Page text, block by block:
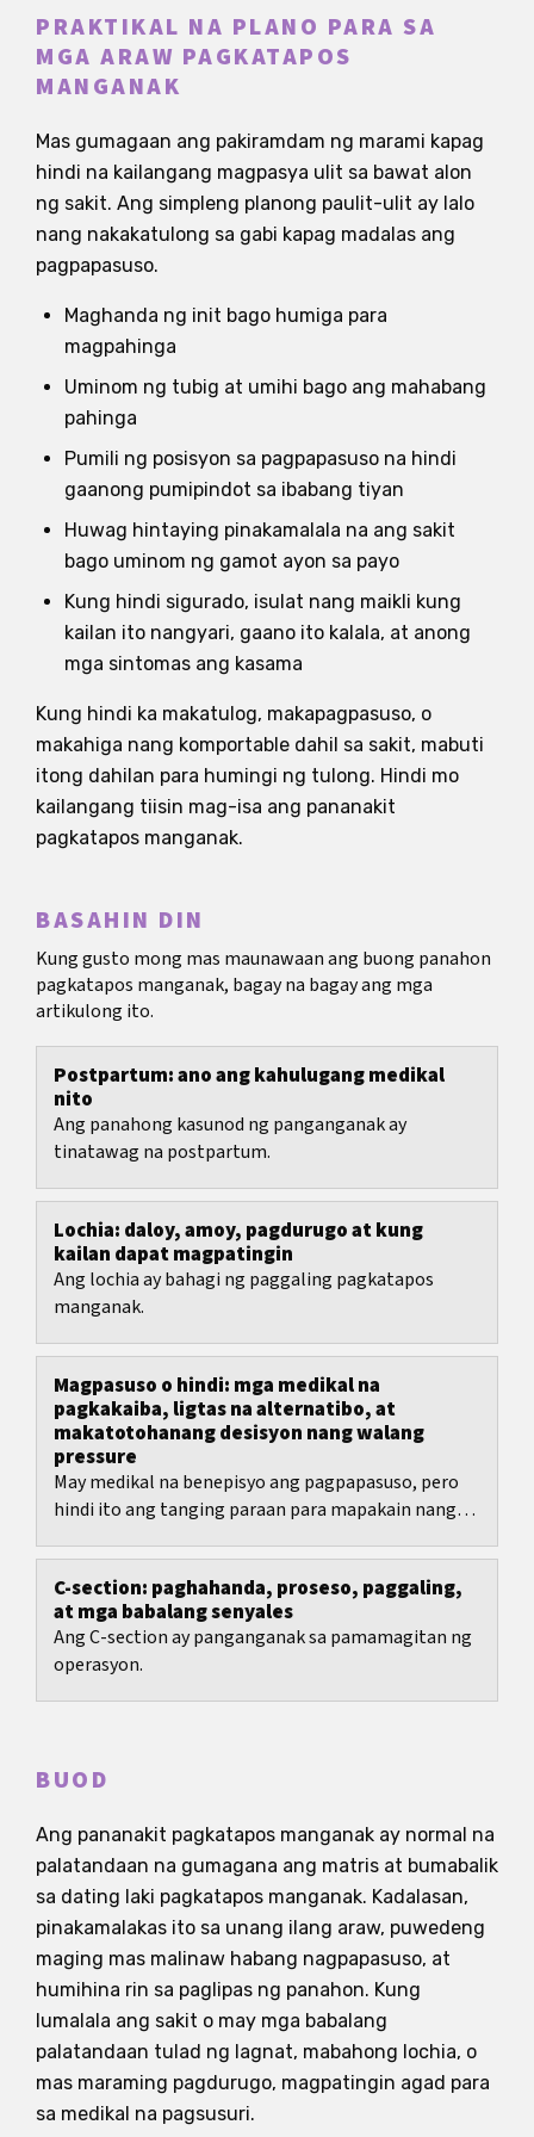
PRAKTIKAL NA PLANO PARA SA
MGA ARAW PAGKATAPOS
MANGANAK
Mas gumagaan ang pakiramdam ng marami kapag
hindi na kailangang magpasya ulit sa bawat alon
ng sakit. Ang simpleng planong paulit-ulit ay lalo
nang nakakatulong sa gabi kapag madalas ang
pagpapasuso.
Maghanda ng init bago humiga para
magpahinga
Uminom ng tubig at umihi bago ang mahabang
pahinga
Pumili ng posisyon sa pagpapasuso na hindi
gaanong pumipindot sa ibabang tiyan
Huwag hintaying pinakamalala na ang sakit
bago uminom ng gamot ayon sa payo
Kung hindi sigurado, isulat nang maikli kung
kailan ito nangyari, gaano ito kalala, at anong
mga sintomas ang kasama
Kung hindi ka makatulog, makapagpasuso, o
makahiga nang komportable dahil sa sakit, mabuti
itong dahilan para humingi ng tulong. Hindi mo
kailangang tiisin mag-isa ang pananakit
pagkatapos manganak.
BASAHIN DIN
Kung gusto mong mas maunawaan ang buong panahon
pagkatapos manganak, bagay na bagay ang mga
artikulong ito.
Postpartum: ano ang kahulugang medikal
nito
Ang panahong kasunod ng panganganak ay
tinatawag na postpartum.
Lochia: daloy, amoy, pagdurugo at kung
kailan dapat magpatingin
Ang lochia ay bahagi ng paggaling pagkatapos
manganak.
Magpasuso o hindi: mga medikal na
pagkakaiba, ligtas na alternatibo, at
makatotohanang desisyon nang walang
pressure
May medikal na benepisyo ang pagpapasuso, pero
hindi ito ang tanging paraan para mapakain nang
C-section: paghahanda, proseso, paggaling,
at mga babalang senyales
Ang C-section ay panganganak sa pamamagitan ng
operasyon.
BUOD
Ang pananakit pagkatapos manganak ay normal na
palatandaan na gumagana ang matris at bumabalik
sa dating laki pagkatapos manganak. Kadalasan,
pinakamalakas ito sa unang ilang araw, puwedeng
maging mas malinaw habang nagpapasuso, at
humihina rin sa paglipas ng panahon. Kung
lumalala ang sakit o may mga babalang
palatandaan tulad ng lagnat, mabahong lochia, o
mas maraming pagdurugo, magpatingin agad para
sa medikal na pagsusuri.